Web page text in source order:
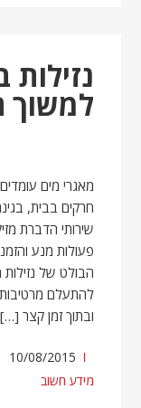
נזילות
למשוך
מאגרי מים
חרקים בבית,
שירותי הדברת
פעולות מנע
הבולט של נזילות
להתעלם
ובתוך זמן קצר […]
10/08/2015
מידע חשוב